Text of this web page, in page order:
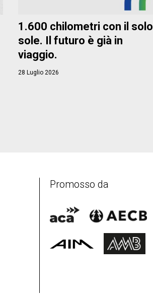
1.600 chilometri con il solo
sole. Il futuro è già in
viaggio.
28 Luglio 2026
Promosso da